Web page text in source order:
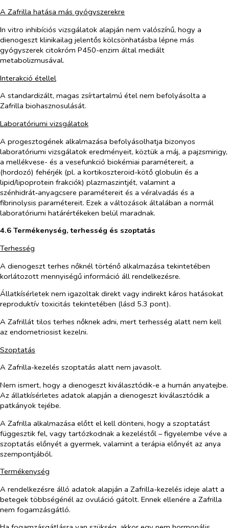
A Zafrilla hatása más gyógyszerekre
In vitro inhibíciós vizsgálatok alapján nem valószínű, hogy a
dienogeszt klinikailag jelentős kölcsönhatásba lépne más
gyógyszerek citokróm P450-enzim által mediált
metabolizmusával.
Interakció étellel
A standardizált, magas zsírtartalmú étel nem befolyásolta a
Zafrilla biohasznosulását.
Laboratóriumi vizsgálatok
A progesztogének alkalmazása befolyásolhatja bizonyos
laboratóriumi vizsgálatok eredményeit, köztük a máj, a pajzsmirigy,
a mellékvese- és a vesefunkció biokémiai paramétereit, a
(hordozó) fehérjék (pl. a kortikoszteroid-kötő globulin és a
lipid/lipoprotein frakciók) plazmaszintjét, valamint a
szénhidrát‑anyagcsere paramétereit és a véralvadás és a
fibrinolysis paramétereit. Ezek a változások általában a normál
laboratóriumi határértékeken belül maradnak.
4.6 Termékenység, terhesség és szoptatás
Terhesség
A dienogeszt terhes nőknél történő alkalmazása tekintetében
korlátozott mennyiségű információ áll rendelkezésre.
Állatkísérletek nem igazoltak direkt vagy indirekt káros hatásokat
reproduktív toxicitás tekintetében (lásd 5.3 pont).
A Zafrillát tilos terhes nőknek adni, mert terhesség alatt nem kell
az endometriosist kezelni.
Szoptatás
A Zafrilla-kezelés szoptatás alatt nem javasolt.
Nem ismert, hogy a dienogeszt kiválasztódik-e a humán anyatejbe.
Az állatkísérletes adatok alapján a dienogeszt kiválasztódik a
patkányok tejébe.
A Zafrilla alkalmazása előtt el kell dönteni, hogy a szoptatást
függesztik fel, vagy tartózkodnak a kezeléstől –figyelembe véve a
szoptatás előnyét a gyermek, valamint a terápia előnyét az anya
szempontjából.
Termékenység
A rendelkezésre álló adatok alapján a Zafrilla-kezelés ideje alatt a
betegek többségénél az ovuláció gátolt. Ennek ellenére a Zafrilla
nem fogamzásgátló.